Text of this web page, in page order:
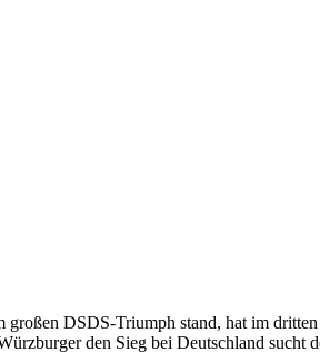
DSDS-Triumph stand, hat im
den Sieg bei Deutschland sucht